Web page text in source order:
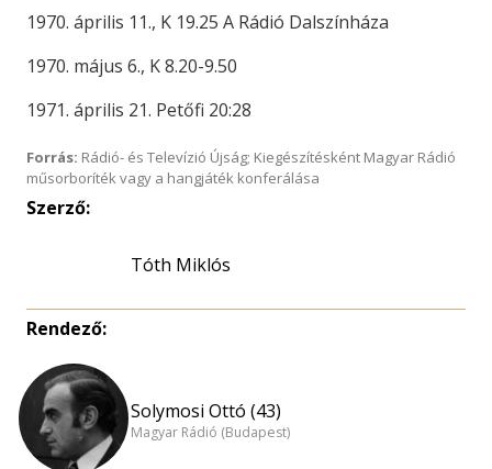
1970. április 11., K 19.25 A Rádió Dalszínháza
1970. május 6., K 8.20-9.50
1971. április 21. Petőfi 20:28
Forrás: Rádió- és Televízió Újság; Kiegészítésként Magyar Rádió
műsorboríték vagy a hangjáték konferálása
Szerző:
Tóth Miklós
Rendező:
Solymosi Ottó (43)
Magyar Rádió (Budapest)